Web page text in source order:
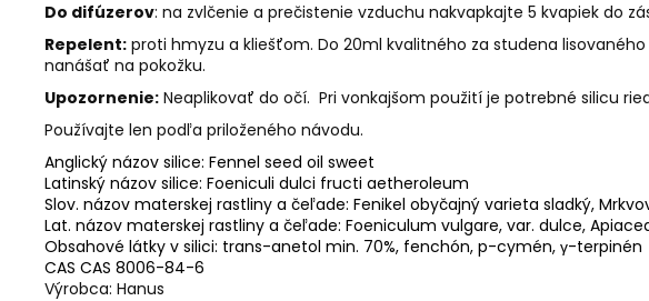
Do difúzerov: na zvlčenie a prečistenie vzduchu nakvapkajte 5 kvapiek do
Repelent: proti hmyzu a kliešťom. Do 20ml kvalitného za studena
nanášať na pokožku.
Upozornenie: Neaplikovať do očí. Pri vonkajšom použití je potrebné silicu
Používajte len podľa priloženého návodu.
Anglický názov silice: Fennel seed oil sweet
Latinský názov silice: Foeniculi dulci fructi aetheroleum
Slov. názov materskej rastliny a čeľade: Fenikel obyčajný varieta sladký,
Lat. názov materskej rastliny a čeľade: Foeniculum vulgare, var. dulce,
Obsahové látky v silici: trans-anetol min. 70%, fenchón, p-cymén, γ-terpinén
CAS CAS 8006-84-6
Výrobca: Hanus